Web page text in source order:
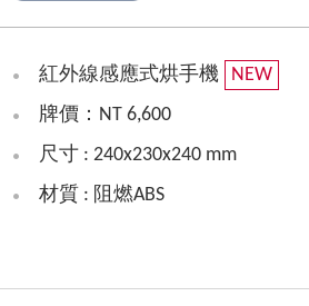
紅外線感應式烘手機
NEW
牌價：NT 6,600
尺寸 : 240x230x240 mm
材質 : 阻燃ABS